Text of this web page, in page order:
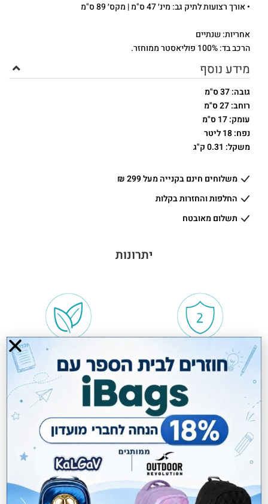
• אורך רצועות לתיק גב: מינ׳ 47 ס"מ | מקס׳ 89 ס"מ
אחריות: שנתיים
הרכב בד: 100% פוליאסטר ממוחזר.
מידע נוסף
גובה: 37 ס"מ
רוחב: 27 ס"מ
עומק: 17 ס"מ
נפח: 18 ליטר
משקל: 0.31 ק"ג
משלוחים חינם בקנייה מעל 299 ₪
החלפות והחזרות בקלות
תשלום מאובטח
יתרונות
שנתיים אחריות
משלוחים חינם בקניה מעל 299 ₪
AMITA נולד מתוך קולקציית G.RILLA GIRLZ שמביאה איתה עוצמה,